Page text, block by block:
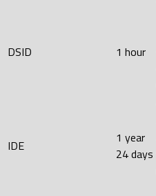
DSID 1 hour
IDE
1 year
24 days